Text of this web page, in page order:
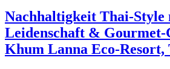
Dao
´s
Bergen
zum
Temple
Nachhaltigkeit Thai-Style
Leidenschaft & Gourmet-
Khum Lanna Eco-Resort,